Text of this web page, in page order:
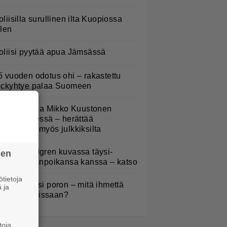
surullinen ilta Kuopiossa
pyytää apua Jämsässä
vuoden odotus ohi – rakastettu
palaa Suomeen
Ståhl ja Mikko Kuustonen
yhdessä – herättää
myös julkkiksilta
Lindgren kuvassa täysi-
pojanpoikansa kanssa – katso
bongasi poron – mitä ihmettä
oli sarvissaan?
ja